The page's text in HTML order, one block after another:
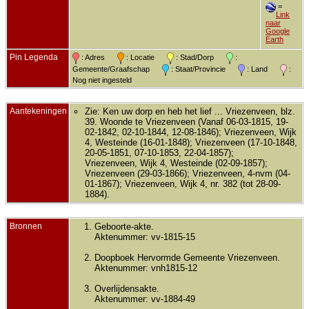
=
Link
naar
Google
Earth
Pin Legenda : Adres : Locatie : Stad/Dorp
:
Gemeente/Graafschap
: Staat/Provincie : Land
:
Nog niet ingesteld
Aantekeningen
Zie: Ken uw dorp en heb het lief ... Vriezenveen, blz.
39. Woonde te Vriezenveen (Vanaf 06-03-1815, 19-
02-1842, 02-10-1844, 12-08-1846); Vriezenveen, Wijk
4, Westeinde (16-01-1848); Vriezenveen (17-10-1848,
20-05-1851, 07-10-1853, 22-04-1857);
Vriezenveen, Wijk 4, Westeinde (02-09-1857);
Vriezenveen (29-03-1866); Vriezenveen, 4-nvm (04-
01-1867); Vriezenveen, Wijk 4, nr. 382 (tot 28-09-
1884).
Bronnen
Geboorte-akte.
Aktenummer: vv-1815-15
Doopboek Hervormde Gemeente Vriezenveen.
Aktenummer: vnh1815-12
Overlijdensakte.
Aktenummer: vv-1884-49